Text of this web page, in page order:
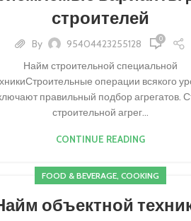
строителей
By 95404423255128 0
Найм строительной специальной
операции всякого
правильный подбор агрегатов.
строительной агрег...
CONTINUE READING
FOOD & BEVERAGE, COOKING
объектной